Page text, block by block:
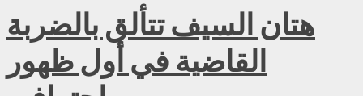
هتان السيف تتألق بالضربة
القاضية في أول ظهور